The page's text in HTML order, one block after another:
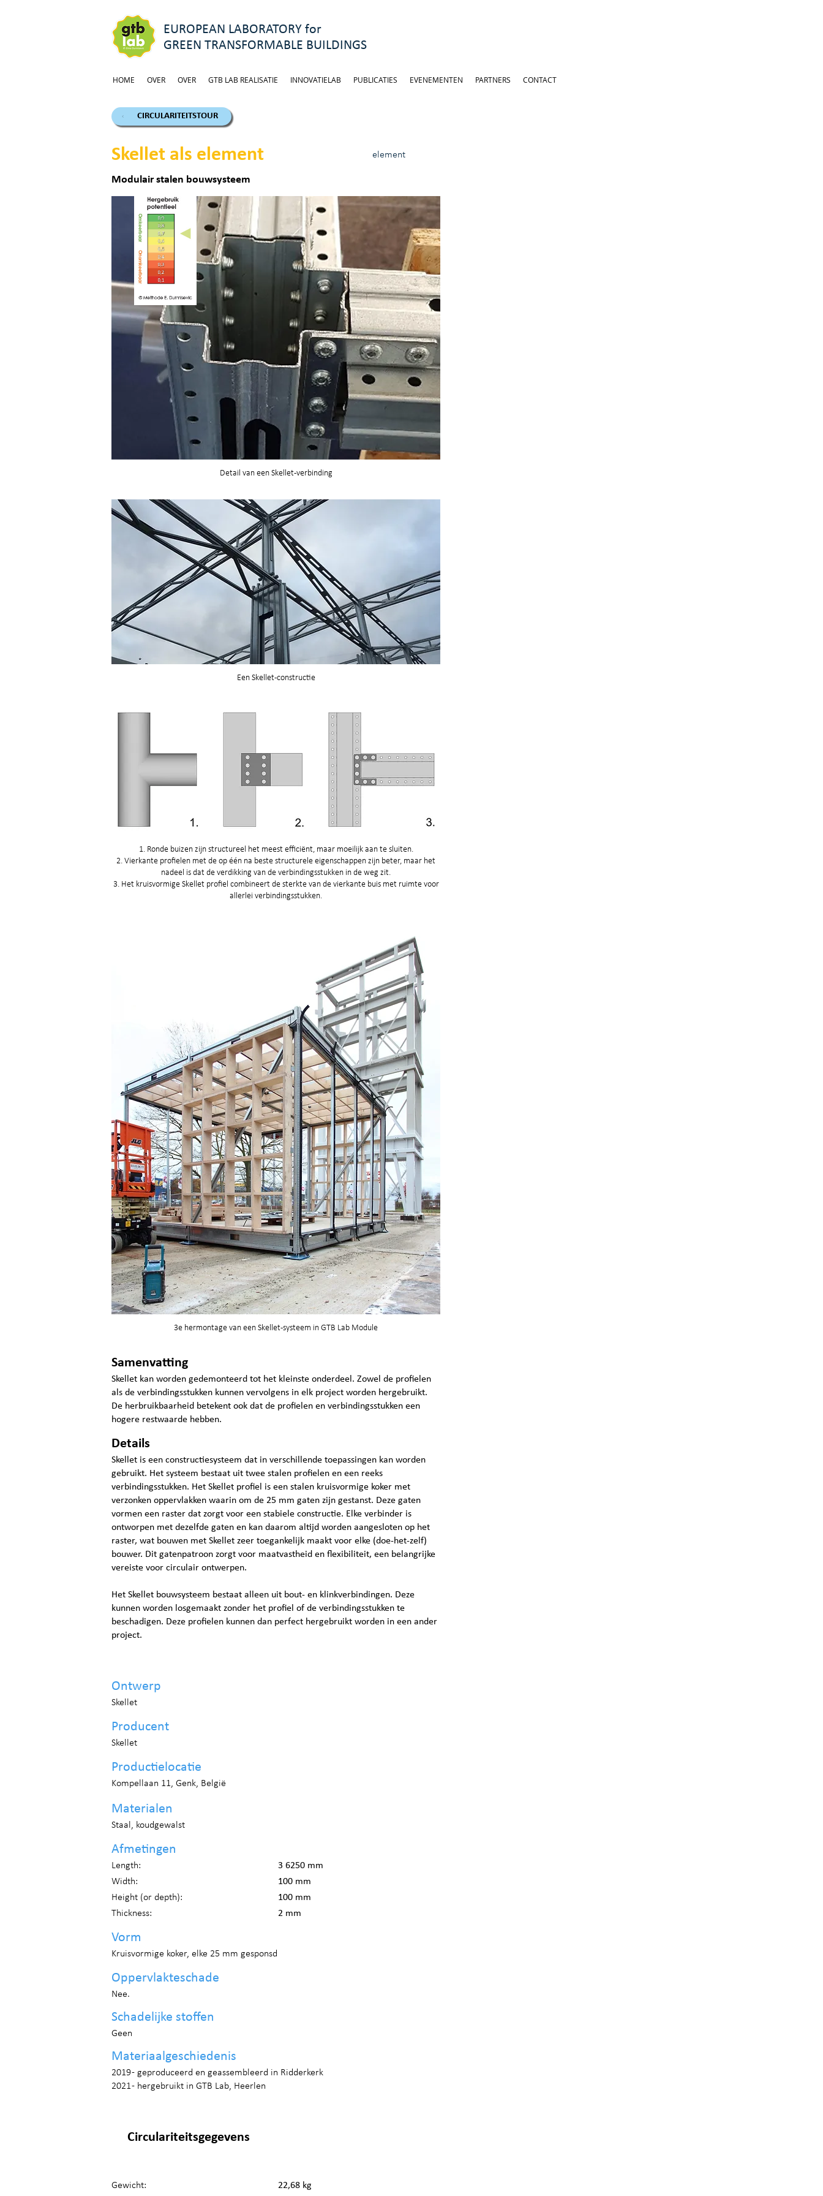
EUROPEAN LABORATORY for
GREEN TRANSFORMABLE BUILDINGS
HOME OVER OVER GTB LAB REALISATIE INNOVATIELAB PUBLICATIES EVENEMENTEN PARTNERS CONTACT
CIRCULARITEITSTOUR
Skellet als element element
Modulair stalen bouwsysteem
Detail van een Skellet-verbinding
Een Skellet-constructie
1. Ronde buizen zijn structureel het meest efficiënt, maar moeilijk aan te sluiten.
2. Vierkante profielen met de op één na beste structurele eigenschappen zijn beter, maar het
nadeel is dat de verdikking van de verbindingsstukken in de weg zit.
3. Het kruisvormige Skellet profiel combineert de sterkte van de vierkante buis met ruimte voor
allerlei verbindingsstukken.
3e hermontage van een Skellet-systeem in GTB Lab Module
Samenvatting
Skellet kan worden gedemonteerd tot het kleinste onderdeel. Zowel de profielen
als de verbindingsstukken kunnen vervolgens in elk project worden hergebruikt.
De herbruikbaarheid betekent ook dat de profielen en verbindingsstukken een
hogere restwaarde hebben.
Details
Skellet is een constructiesysteem dat in verschillende toepassingen kan worden
gebruikt. Het systeem bestaat uit twee stalen profielen en een reeks
verbindingsstukken. Het Skellet profiel is een stalen kruisvormige koker met
verzonken oppervlakken waarin om de 25 mm gaten zijn gestanst. Deze gaten
vormen een raster dat zorgt voor een stabiele constructie. Elke verbinder is
ontworpen met dezelfde gaten en kan daarom altijd worden aangesloten op het
raster, wat bouwen met Skellet zeer toegankelijk maakt voor elke (doe-het-zelf)
bouwer. Dit gatenpatroon zorgt voor maatvastheid en flexibiliteit, een belangrijke
vereiste voor circulair ontwerpen.
Het Skellet bouwsysteem bestaat alleen uit bout- en klinkverbindingen. Deze
kunnen worden losgemaakt zonder het profiel of de verbindingsstukken te
beschadigen. Deze profielen kunnen dan perfect hergebruikt worden in een ander
project.
Ontwerp
Skellet
Producent
Skellet
Productielocatie
Kompellaan 11, Genk, België
Materialen
Staal, koudgewalst
Afmetingen
Length:
Width:
Height (or depth):
Thickness:
3 6250 mm
100 mm
100 mm
2 mm
Vorm
Kruisvormige koker, elke 25 mm gesponsd
Oppervlakteschade
Nee.
Schadelijke stoffen
Geen
Materiaalgeschiedenis
2019 - geproduceerd en geassembleerd in Ridderkerk
2021 - hergebruikt in GTB Lab, Heerlen
Circulariteitsgegevens
Gewicht: 22,68 kg